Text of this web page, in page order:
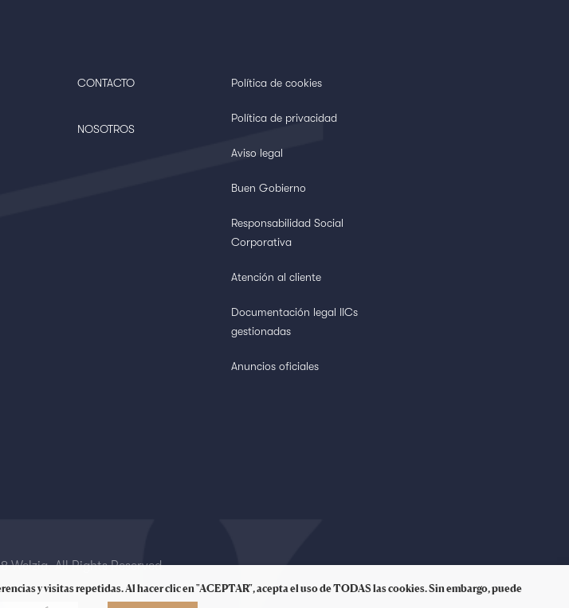
CONTACTO
NOSOTROS
Política de cookies
Política de privacidad
Aviso legal
Buen Gobierno
Responsabilidad Social
Corporativa
Atención al cliente
Documentación legal IICs
gestionadas
Anuncios oficiales
Welzia. All Rights Reserved
y visitas repetidas. Al hacer clic en "ACEPTAR", acepta el uso de TODAS las cookies. Sin embargo, puede